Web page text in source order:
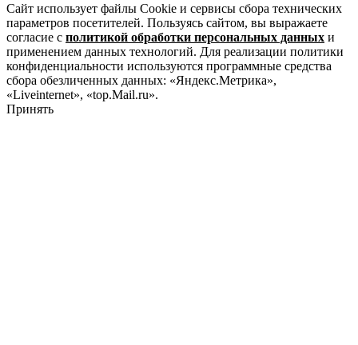
Сайт использует файлы Cookie и сервисы сбора технических
параметров посетителей. Пользуясь сайтом, вы выражаете
согласие с политикой обработки персональных данных и
применением данных технологий. Для реализации политики
конфиденциальности используются программные средства
сбора обезличенных данных: «Яндекс.Метрика»,
«Liveinternet», «top.Mail.ru».
Принять